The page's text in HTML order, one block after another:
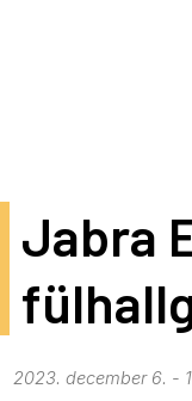
Jabra
2023. december 6. -